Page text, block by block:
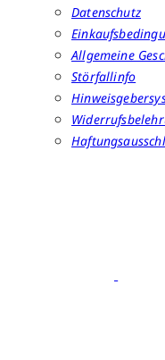
Datenschutz
Allgemeine
Störfallinfo